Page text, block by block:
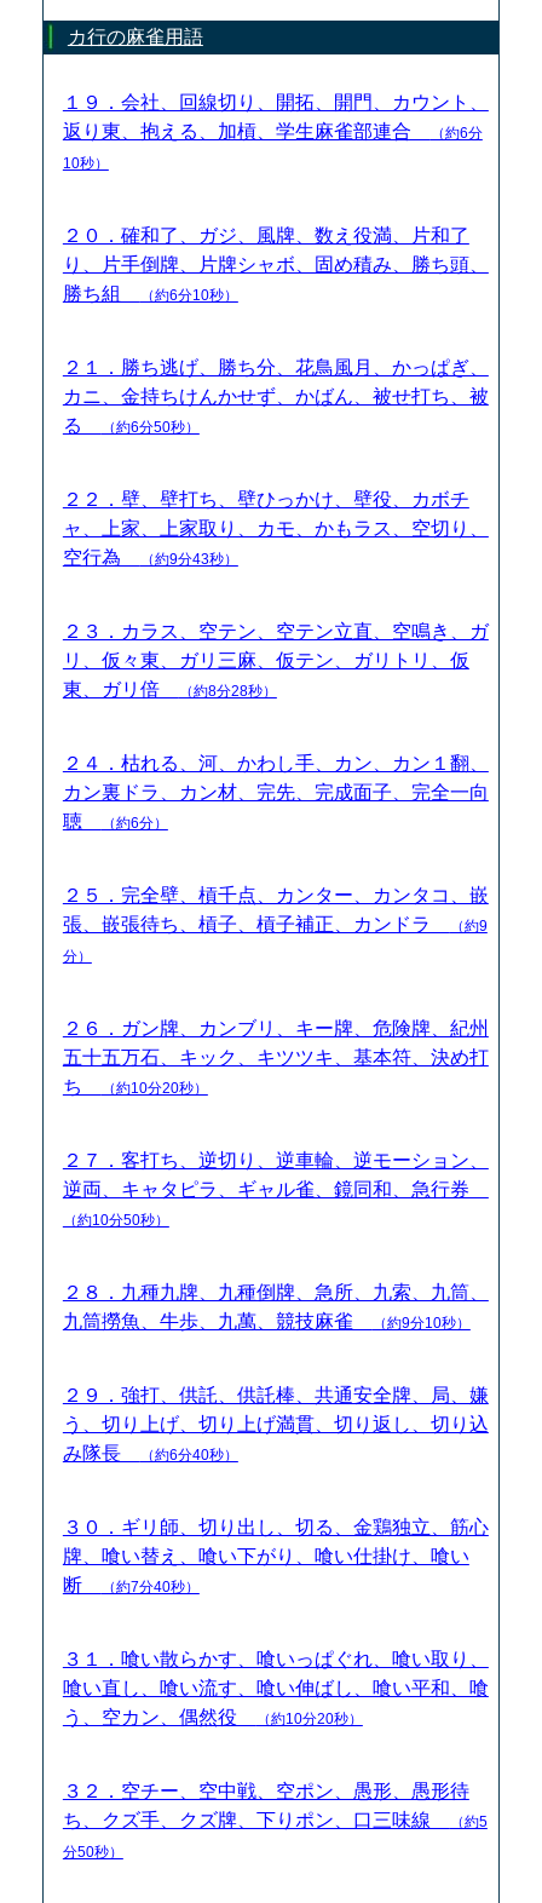
カ行の麻雀用語
１９．会社、回線切り、開拓、開門、カウント、
返り東、抱える、加槓、学生麻雀部連合
（約6分
10秒）
２０．確和了、ガジ、風牌、数え役満、片和了
り、片手倒牌、片牌シャボ、固め積み、勝ち頭、
勝ち組
（約6分10秒）
２１．勝ち逃げ、勝ち分、花鳥風月、かっぱぎ、
カニ、金持ちけんかせず、かばん、被せ打ち、被
る
（約6分50秒）
２２．壁、壁打ち、壁ひっかけ、壁役、カボチ
ャ、上家、上家取り、カモ、かもラス、空切り、
空行為
（約9分43秒）
２３．カラス、空テン、空テン立直、空鳴き、ガ
リ、仮々東、ガリ三麻、仮テン、ガリトリ、仮
東、ガリ倍
（約8分28秒）
２４．枯れる、河、かわし手、カン、カン１翻、
カン裏ドラ、カン材、完先、完成面子、完全一向
聴
（約6分）
２５．完全壁、槓千点、カンター、カンタコ、嵌
張、嵌張待ち、槓子、槓子補正、カンドラ
（約9
分）
２６．ガン牌、カンブリ、キー牌、危険牌、紀州
五十五万石、キック、キツツキ、基本符、決め打
ち
（約10分20秒）
２７．客打ち、逆切り、逆車輪、逆モーション、
逆両、キャタピラ、ギャル雀、鏡同和、急行券
（約10分50秒）
２８．九種九牌、九種倒牌、急所、九索、九筒、
九筒撈魚、牛歩、九萬、競技麻雀
（約9分10秒）
２９．強打、供託、供託棒、共通安全牌、局、嫌
う、切り上げ、切り上げ満貫、切り返し、切り込
み隊長
（約6分40秒）
３０．ギリ師、切り出し、切る、金鶏独立、筋心
牌、喰い替え、喰い下がり、喰い仕掛け、喰い
断
（約7分40秒）
３１．喰い散らかす、喰いっぱぐれ、喰い取り、
喰い直し、喰い流す、喰い伸ばし、喰い平和、喰
う、空カン、偶然役
（約10分20秒）
３２．空チー、空中戦、空ポン、愚形、愚形待
ち、クズ手、クズ牌、下りポン、口三味線
（約5
分50秒）